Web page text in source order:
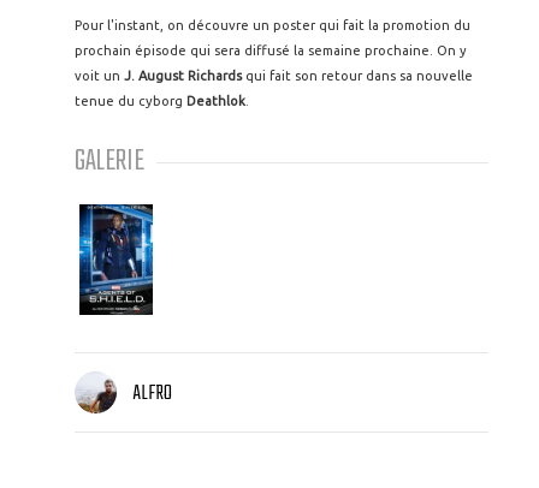
Pour l'instant, on découvre un poster qui fait la promotion du
prochain épisode qui sera diffusé la semaine prochaine. On y
voit un J. August Richardsqui fait son retour dans sa nouvelle
tenue du cyborg Deathlok
GALERIE
ALFRO